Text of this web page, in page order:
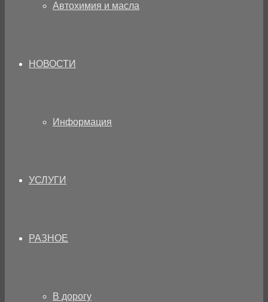
Автохимия и масла
НОВОСТИ
Информация
УСЛУГИ
РАЗНОЕ
В дорогу